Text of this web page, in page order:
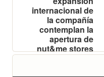
internacional de
la compañía
contemplan la
apertura de
nut&me stores
en Francia y